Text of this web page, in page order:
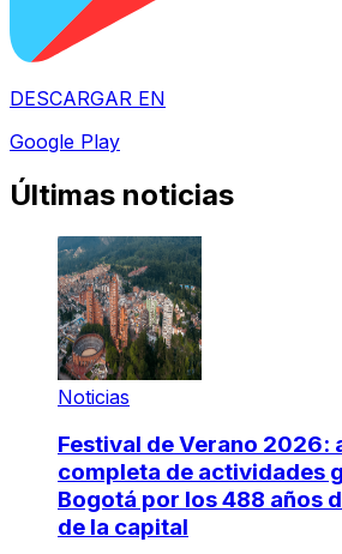
DESCARGAR EN
Google Play
Últimas noticias
Noticias
Festival de Verano 2026:
completa de actividades
Bogotá por los 488 años
de la capital